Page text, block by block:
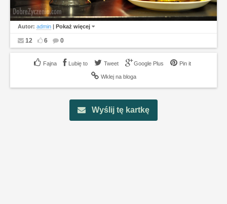
Autor: admin | Pokaż więcej
12 6 0
Lubię to Tweet Google Plus Pin it
Wklej na bloga
Wyślij tę kartkę